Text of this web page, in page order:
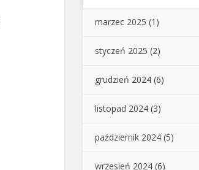
marzec 2025 (1)
styczeń 2025 (2)
grudzień 2024 (6)
listopad 2024 (3)
październik 2024 (5)
wrzesień 2024 (6)